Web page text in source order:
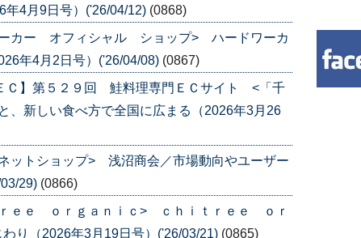
年4月9日号）('26/04/12) (0868)
カー オフィシャル ショップ> ハードワーカ
年4月2日号）('26/04/08) (0867)
Ｃ】第５２９回 鮭料理専門ＥＣサイト <「千
新しい食べ方で全国に広まる（2026年3月26
ットショップ> 浅沼商会／市場動向やユーザー
29) (0866)
ｅｅ ｏｒｇａｎｉｃ> ｃｈｉｔｒｅｅ ｏｒ
り（2026年3月19日号）('26/03/21) (0865)